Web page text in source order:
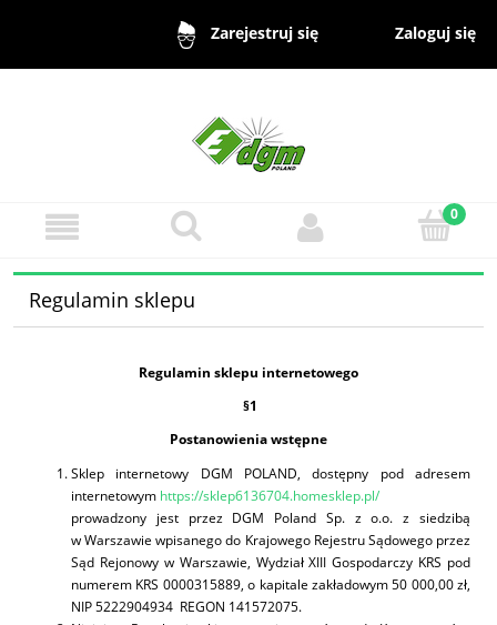
Zarejestruj się Zaloguj się
Regulamin sklepu
Regulamin sklepu internetowego
§1
Postanowienia wstępne
Sklep internetowy DGM POLAND, dostępny pod adresem
internetowym https://sklep6136704.homesklep.pl/
prowadzony jest przez DGM Poland Sp. z o.o. z siedzibą
w Warszawie wpisanego do Krajowego Rejestru Sądowego przez
Sąd Rejonowy w Warszawie, Wydział XIII Gospodarczy KRS pod
numerem KRS 0000315889, o kapitale zakładowym 50 000,00 zł,
NIP 5222904934 REGON 141572075.